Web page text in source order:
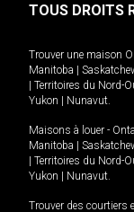
TOUS DROITS
Trouver une maison
Manitoba
Territoires du Nord-
Yukon
Nunavut.
Maisons à louer -
Manitoba
Territoires du Nord-
Yukon
Nunavut.
Trouver des courtiers